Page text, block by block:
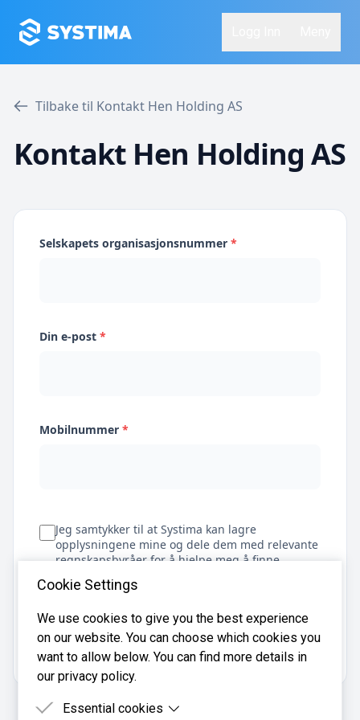
Tilbake til Kontakt Hen Holding AS
Kontakt Hen Holding AS
Selskapets organisasjonsnummer *
Din e-post *
Mobilnummer *
Jeg samtykker til at Systima kan lagre
opplysningene mine og dele dem med relevante
regnskapsbyråer for å hjelpe meg å finne
regnskapsfører
Få tilbud
Cookie Settings
We use cookies to give you the best experience
on our website. You can choose which cookies you
want to allow below. You can find more details in
our privacy policy.
Essential cookies